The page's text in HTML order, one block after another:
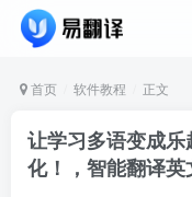
首页 软件教程 正文
让学习多语变成
化！，智能翻译英